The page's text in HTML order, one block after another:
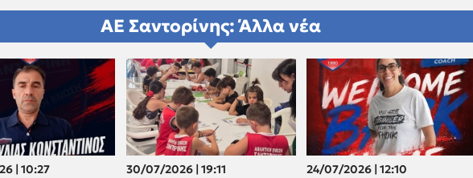
ΑΕ Σαντορίνης: Άλλα νέα
| 10:27
30/07/2026 | 19:11
24/07/2026 | 12:10